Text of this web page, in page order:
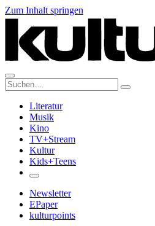
Zum Inhalt springen
Suche:
Literatur
Musik
Kino
TV+Stream
Kultur
Kids+Teens
Newsletter
EPaper
kulturpoints